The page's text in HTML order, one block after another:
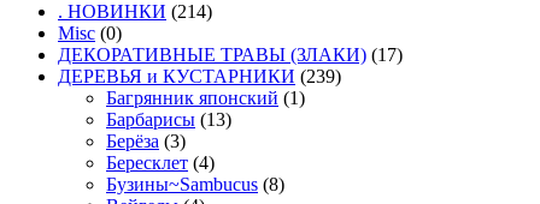
. НОВИНКИ (214)
Misc (0)
ДЕКОРАТИВНЫЕ ТРАВЫ (ЗЛАКИ) (17)
ДЕРЕВЬЯ и КУСТАРНИКИ (239)
Багрянник японский (1)
Барбарисы (13)
Берёза (3)
Бересклет (4)
Бузины~Sambucus (8)